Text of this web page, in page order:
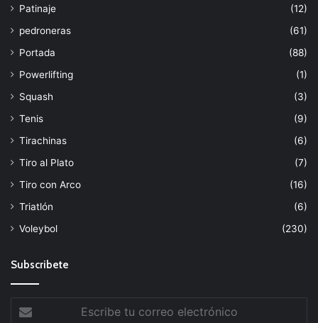
Patinaje
(12)
pedroneras
(61)
Portada
(88)
Powerlifting
(1)
Squash
(3)
Tenis
(9)
Tirachinas
(6)
Tiro al Plato
(7)
Tiro con Arco
(16)
Triatlón
(6)
Voleybol
(230)
Subscribete
tu